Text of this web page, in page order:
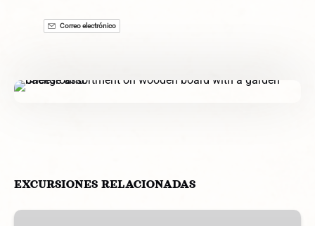
Correo electrónico
EXCURSIONES RELACIONADAS
Montar